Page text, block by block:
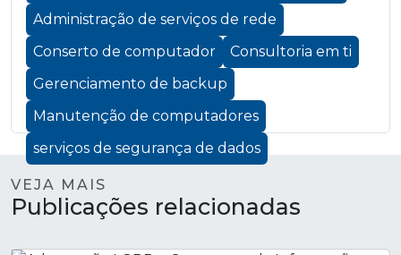
Administração de serviços de rede
Conserto de computador
Consultoria em ti
Gerenciamento de backup
Manutenção de computadores
serviços de segurança de dados
VEJA MAIS
Publicações relacionadas